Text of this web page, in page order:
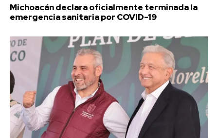
Michoacán declara oficialmente terminada la
emergencia sanitaria por COVID-19